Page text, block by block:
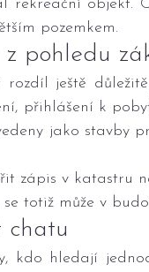
rekreační objekt.
pozemkem.
pohledu
ještě
přihlášení k
jako stavby
zápis v katastru
se totiž může v
chatu
kdo hledají